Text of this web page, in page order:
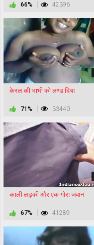
66% 42396
केरल की भाभी को लण्ड दिया
71% 33440
काली लड़की और एक गोरा जवान
67% 41289